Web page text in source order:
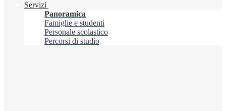
Servizi
Panoramica
Famiglie e studenti
Personale scolastico
Percorsi di studio